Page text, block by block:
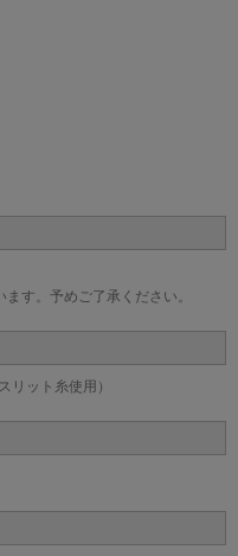
す。予めご了承ください。
リット糸使用）